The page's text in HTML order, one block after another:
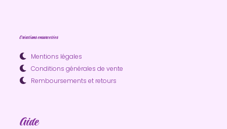
Créations ensorcelées
Mentions légales
Conditions générales de vente
Remboursements et retours
Aide